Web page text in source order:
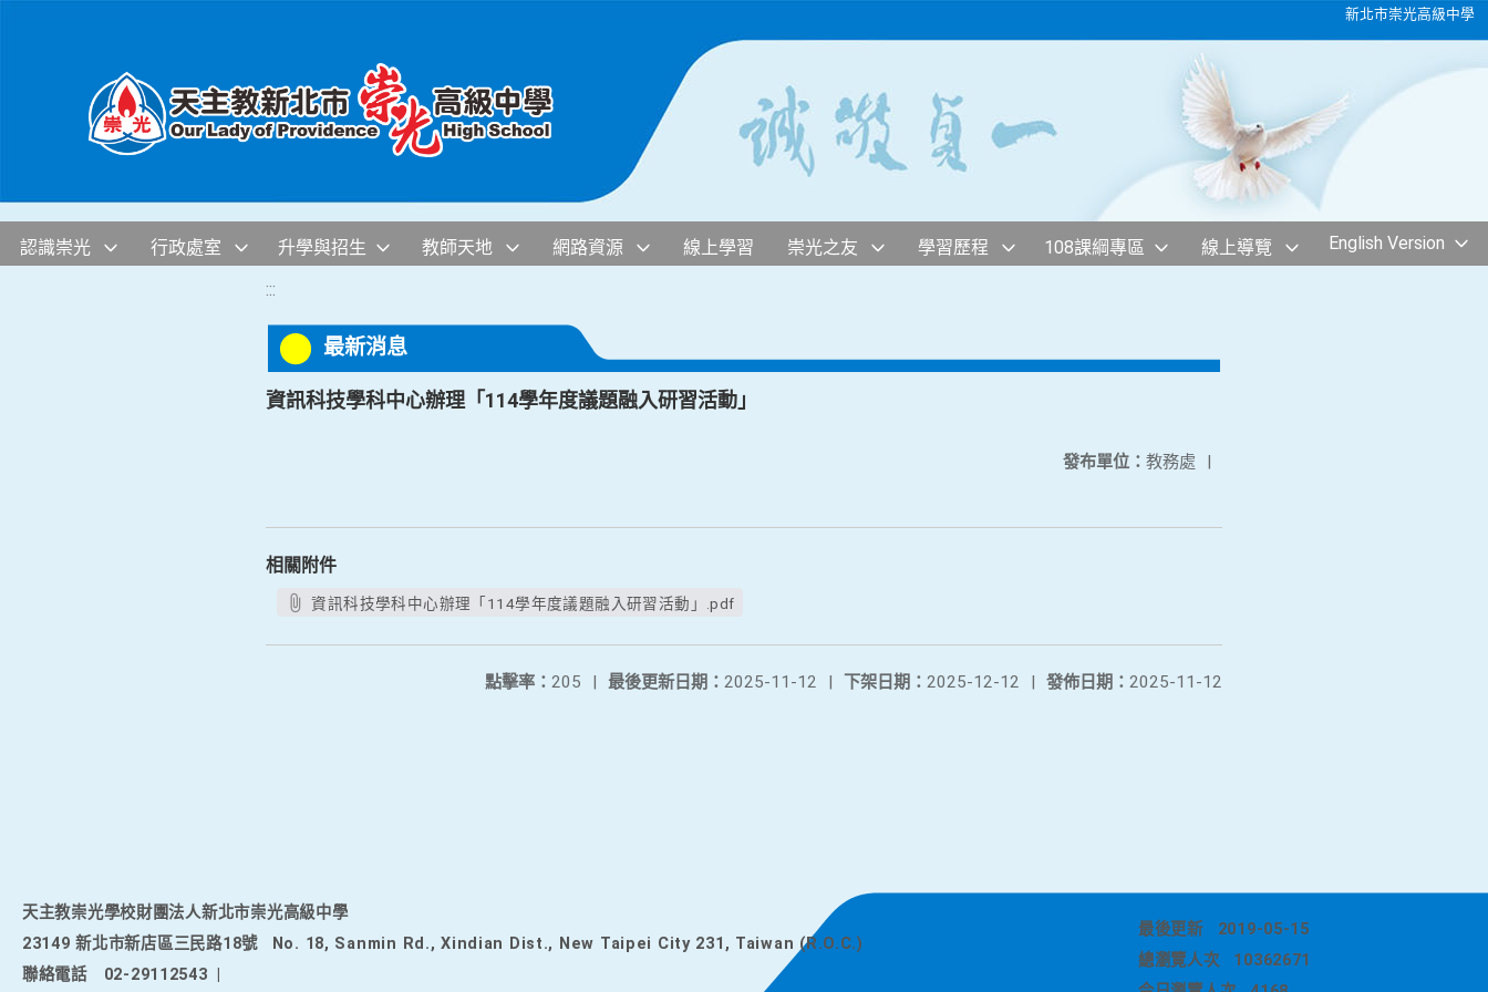
新北市崇光高級中學
認識崇光 行政處室 升學與招生 教師天地 網路資源 線上學習 崇光之友 學習歷程 108課綱專區 線上導覽 English Version
:::
最新消息
資訊科技學科中心辦理「114學年度議題融入研習活動」
發布單位： 教務處 |
相關附件
資訊科技學科中心辦理「114學年度議題融入研習活動」.pdf
發佈日期： 2025-11-12
下架日期： 2025-12-12 |
最後更新日期： 2025-11-12 |
點擊率： 205 |
天主教崇光學校財團法人新北市崇光高級中學
23149 新北市新店區三民路18號
No. 18, Sanmin Rd., Xindian Dist., New Taipei City 231, Taiwan (R.O.C.)
聯絡電話
02-29112543
最後更新
2019-05-15
總瀏覽人次
10362671